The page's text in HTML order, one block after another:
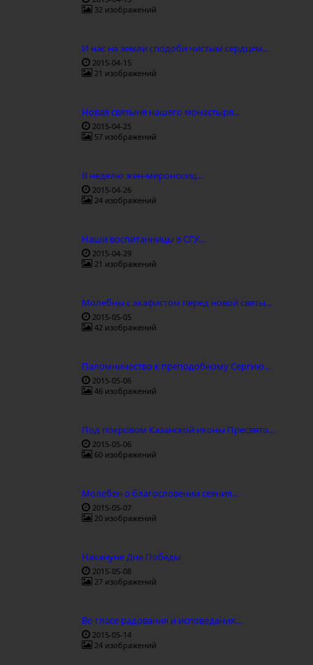
32 изображений
И нас на земли сподоби чистым сердцем...
2015-04-15
21 изображений
Новая святыня нашего монастыря...
2015-04-25
57 изображений
В неделю жен-мироносиц...
2015-04-26
24 изображений
Наши воспитанницы в СГУ...
2015-04-29
21 изображений
Молебны с акафистом перед новой святы...
2015-05-05
42 изображений
Паломничество к преподобному Сергию...
2015-05-06
46 изображений
Под покровом Казанской иконы Пресвято...
2015-05-06
60 изображений
Молебен о благословении сеяния...
2015-05-07
20 изображений
Накануне Дня Победы
2015-05-08
27 изображений
Во гласе радования и исповедания...
2015-05-14
24 изображений